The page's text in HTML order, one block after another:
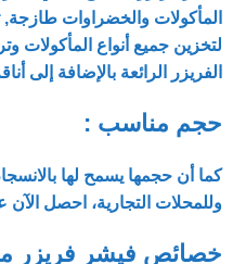
المأكولات والخضراوات
لتخزين جميع أنواع المأكولات
الفريزر الرائعة بالإضافة إلى
حجم مناسب :
كما أن حجمها يسمح لها
وللمحلات التجارية، احصل الآن
خصائص فيشر فريزر مسطح